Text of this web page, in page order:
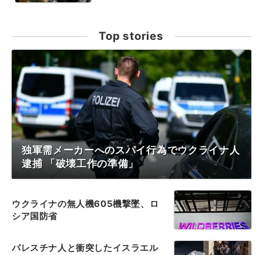
Top stories
独軍需メーカーへのスパイ行為でウクライナ人
逮捕 「破壊工作の準備」
ウクライナの無人機605機撃墜、ロ
シア国防省
パレスチナ人と衝突したイスラエル